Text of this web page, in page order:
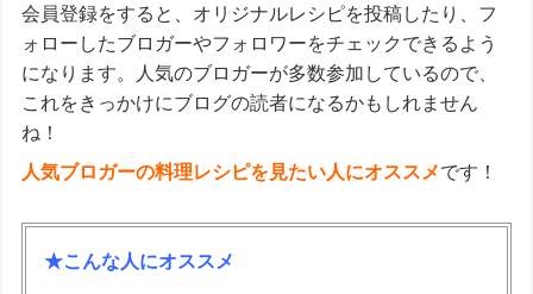
会員登録をすると、オリジナルレシピを投稿したり、フ
ォローしたブロガーやフォロワーをチェックできるよう
になります。人気のブロガーが多数参加しているので、
これをきっかけにブログの読者になるかもしれません
ね！
人気ブロガーの料理レシピを見たい人にオススメです！
★こんな人にオススメ